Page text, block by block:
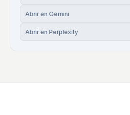
Abrir en Gemini
Abrir en Perplexity